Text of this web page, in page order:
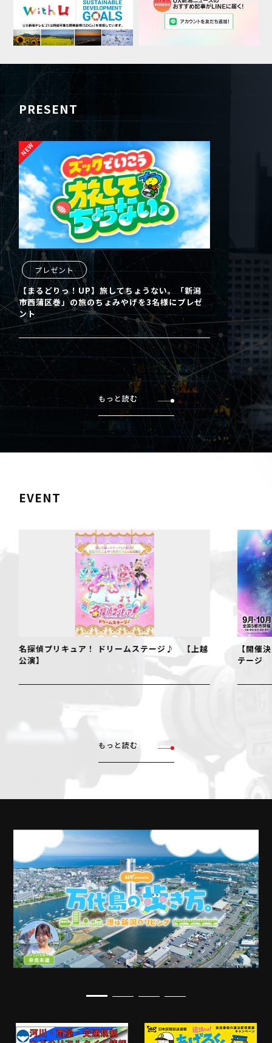
PRESENT
プレゼント
【まるどりっ！UP】旅してちょうない。「新潟
市西蒲区巻」の旅のちょみやげを3名様にプレゼ
ント
もっと読む
EVENT
名探偵プリキュア！ ドリームステージ♪ 【上越
公演】
【開催
テージ
もっと読む